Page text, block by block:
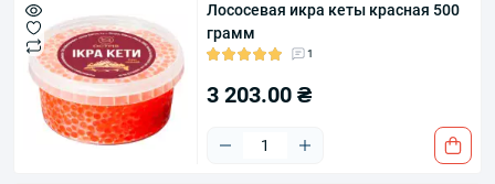
Лососевая икра кеты красная 500
грамм
1
3 203.00 ₴